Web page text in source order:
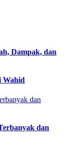
Dampak, dan
Wahid
dan